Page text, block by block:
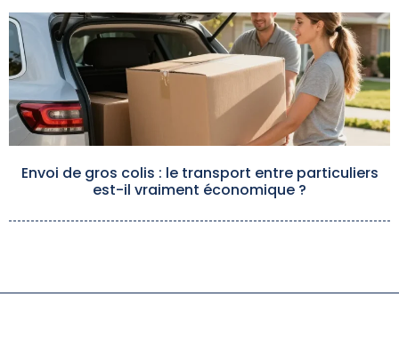
Envoi de gros colis : le transport entre particuliers
est-il vraiment économique ?